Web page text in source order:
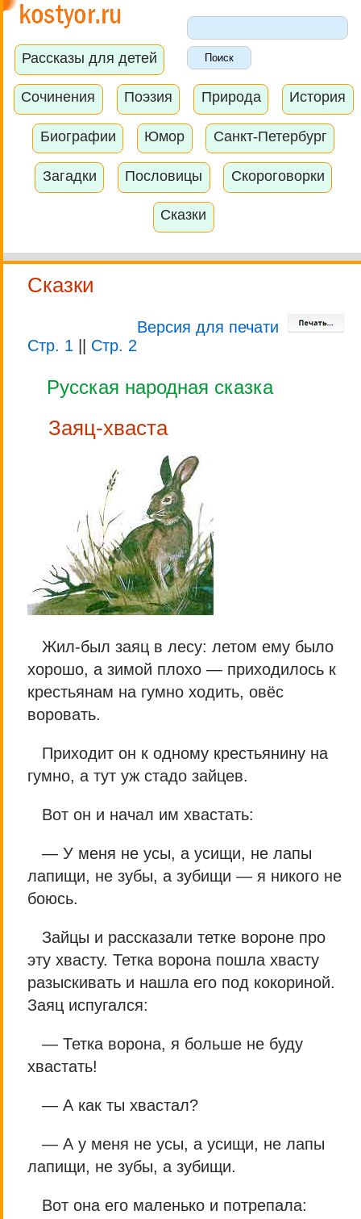
Рассказы для детей
Сочинения Поэзия Природа История
Биографии Юмор Санкт-Петербург
Загадки Пословицы Скороговорки
Сказки
Сказки
Версия для печати
Стр. 1
Стр. 2
Русская народная сказка
Заяц-хваста
Жил-был заяц в лесу: летом ему было
хорошо, а зимой плохо — приходилось к
крестьянам на гумно ходить, овёс
воровать.
Приходит он к одному крестьянину на
гумно, а тут уж стадо зайцев.
Вот он и начал им хвастать:
— У меня не усы, а усищи, не лапы
лaпищи, не зубы, а зyбищи — я никого не
боюсь.
Зайцы и рассказали тетке вороне про
эту хвaсту. Тетка ворона пошла хвасту
разыскивать и нашла его под кокориной.
Заяц испугался:
— Тетка ворона, я больше не буду
хвастать!
— А как ты хвастал?
— А у меня не усы, а усищи, не лапы
лaпищи, не зубы, а зyбищи.
Вот она его маленько и потрепала: